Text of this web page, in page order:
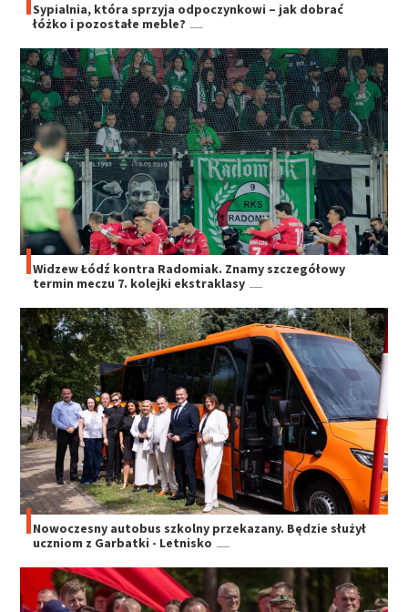
Sypialnia, która sprzyja odpoczynkowi – jak dobrać
łóżko i pozostałe meble?
Widzew Łódź kontra Radomiak. Znamy szczegółowy
termin meczu 7. kolejki ekstraklasy
Nowoczesny autobus szkolny przekazany. Będzie służył
uczniom z Garbatki - Letnisko